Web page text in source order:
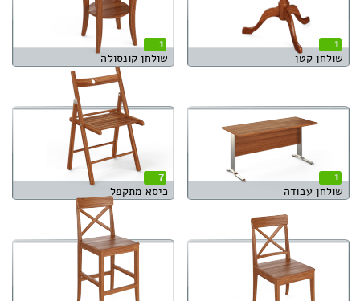
1
שולחן קטן
1
שולחן קונסולה
1
שולחן עבודה
7
כיסא מתקפל